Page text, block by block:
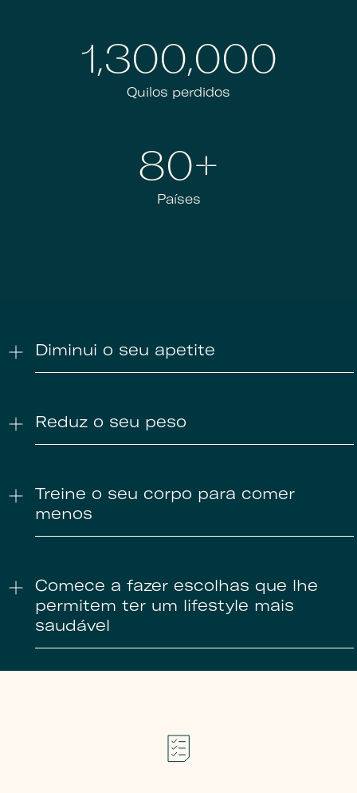
1,300,000
Quilos perdidos
80+
Países
Diminui o seu apetite
Reduz o seu peso
Treine o seu corpo para comer
menos
Comece a fazer escolhas que lhe
permitem ter um lifestyle mais
saudável